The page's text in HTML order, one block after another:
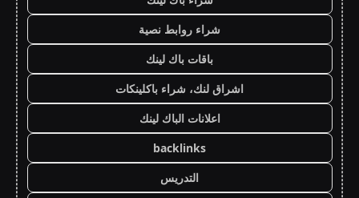
شراء روابط نصية
باقات باك لينك
اشراق لنك، شراء باكلينكات
اعلانات الباك لينك
backlinks
التدريس